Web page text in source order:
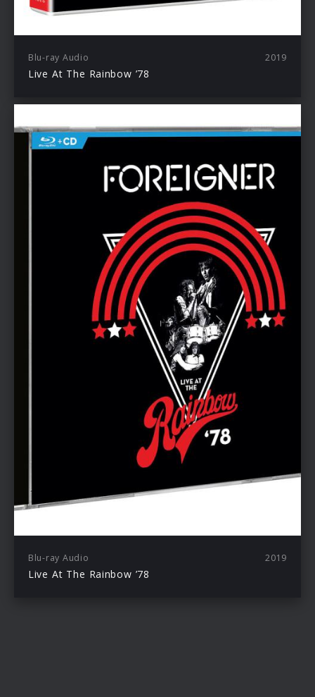
Blu-ray Audio 2019
Live At The Rainbow ’78
Blu-ray Audio 2019
Live At The Rainbow ’78